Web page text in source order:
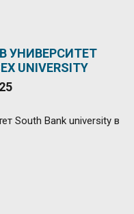
УНИВЕРСИТЕТ
UNIVERSITY